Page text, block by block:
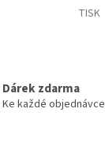
TISK
Dárek zdarma
Ke každé objednávce